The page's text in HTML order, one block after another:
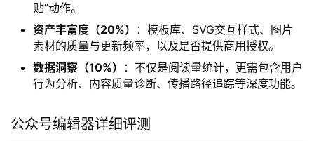
贴”动作。
资产丰富度（20%）
：模板库、SVG交互样式、图片
素材的质量与更新频率，以及是否提供商用授权。
数据洞察（10%）
：不仅是阅读量统计，更需包含用户
行为分析、内容质量诊断、传播路径追踪等深度功能。
公众号编辑器详细评测